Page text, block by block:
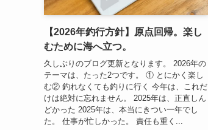
【2026年釣行方針】原点回帰。楽し
むために海へ立つ。
久しぶりのブログ更新となります。 2026年の
テーマは、たった2つです。 ① とにかく楽し
む② 釣れなくても釣りに行く 今年は、これだ
けは絶対に忘れません。 2025年は、正直しん
どかった 2025年は、本当にきつい一年でし
た。 仕事が忙しかった。 責任も重く...